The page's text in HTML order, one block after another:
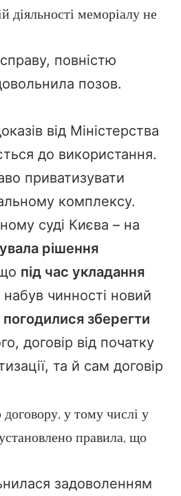
діяльності меморіалу не
повністю
позов.
від Міністерства
до використання.
приватизувати
комплексу.
суді Києва – на
рішення
під час укладання
чинності новий
зберегти
договір від початку
та й сам договір
у тому числі у
правила, що
задоволенням